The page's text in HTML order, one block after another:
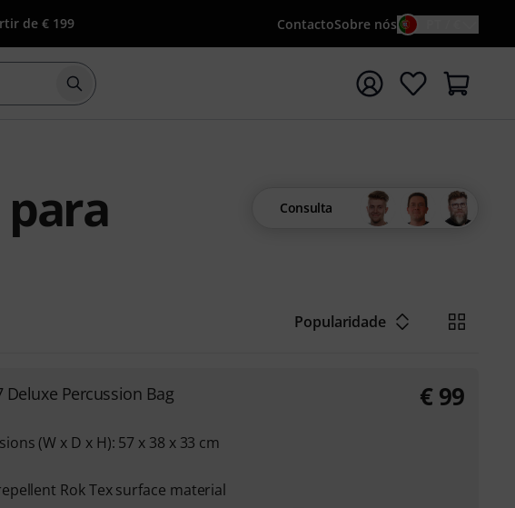
de € 199 ContactoSobre nós
Iniciar pesquisa com o termo de pesquisa {searchTerm}
para
Consulta
Popularidade
Deluxe Percussion Bag
(W x D x H): 57 x 38 x 33 cm
Rok Tex surface material
€ 99